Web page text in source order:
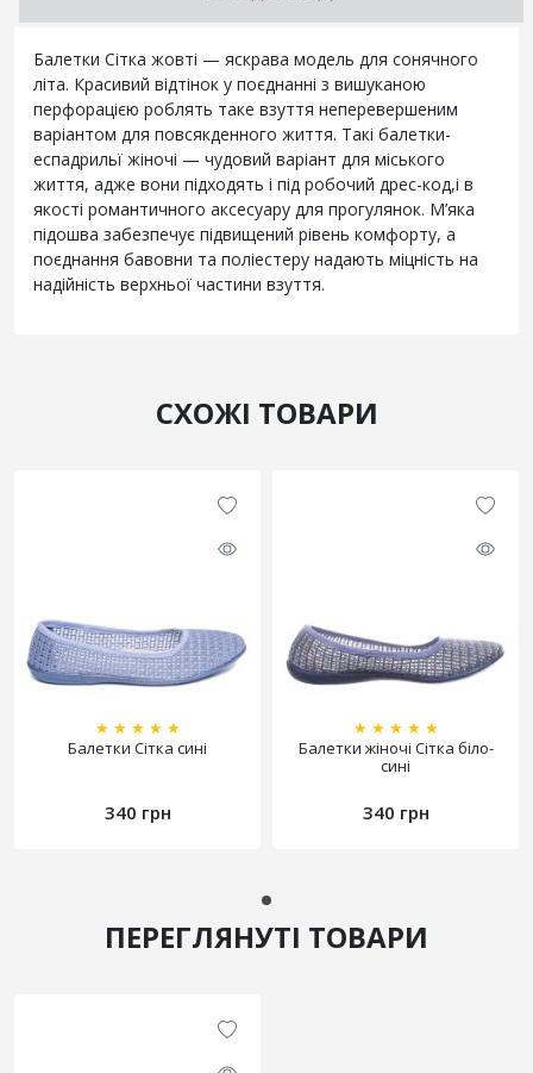
Балетки Сітка жовті — яскрава модель для сонячного
літа. Красивий відтінок у поєднанні з вишуканою
перфорацією роблять таке взуття неперевершеним
варіантом для повсякденного життя. Такі балетки-
еспадрильї жіночі — чудовий варіант для міського
життя, адже вони підходять і під робочий дрес-код,і в
якості романтичного аксесуару для прогулянок. М’яка
підошва забезпечує підвищений рівень комфорту, а
поєднання бавовни та поліестеру надають міцність на
надійність верхньої частини взуття.
СХОЖІ ТОВАРИ
★ ★ ★ ★ ★
Балетки Сітка сині
340 грн
★ ★ ★ ★ ★
Балетки жіночі Сітка біло-
сині
340 грн
ПЕРЕГЛЯНУТІ ТОВАРИ